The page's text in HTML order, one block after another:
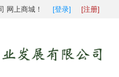
网上商城！ [登录] [注册]